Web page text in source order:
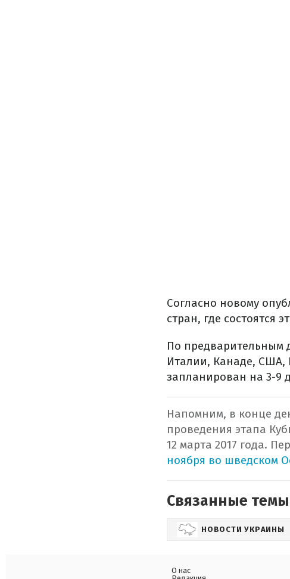
Согласно новому
стран, где состоятся
По предварительным
Италии, Канаде, США,
запланирован на 3-9
Напомним, в конце
проведения этапа
12 марта 2017 года.
ноября во шведском
Связанные
НОВОСТИ УКРАИНЫ
О нас